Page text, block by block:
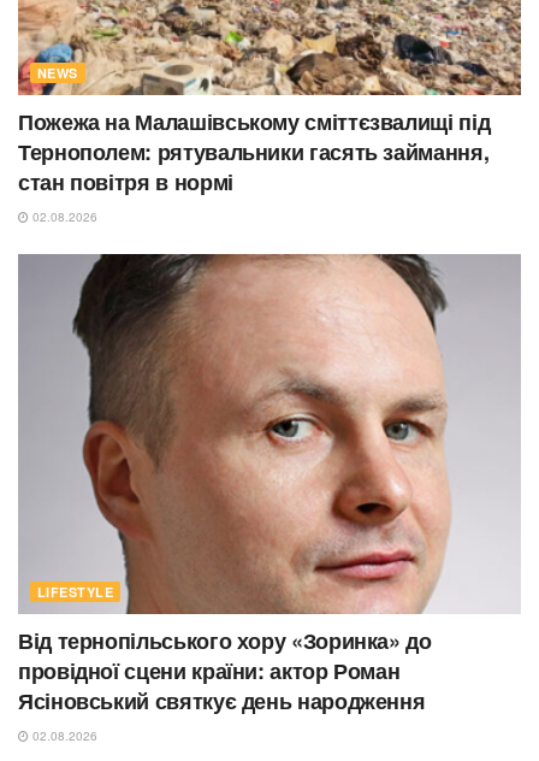
NEWS
Пожежа на Малашівському сміттєзвалищі під
Тернополем: рятувальники гасять займання,
стан повітря в нормі
02.08.2026
LIFESTYLE
Від тернопільського хору «Зоринка» до
провідної сцени країни: актор Роман
Ясіновський святкує день народження
02.08.2026